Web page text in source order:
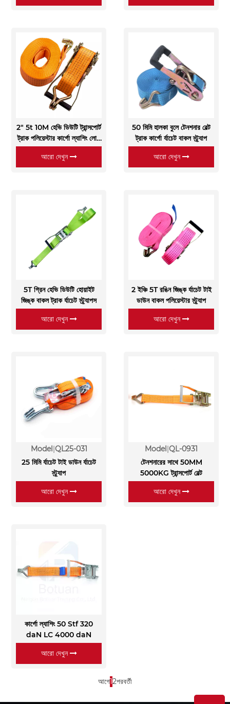
2" 5t 10M হেভি ডিউটি ​​ট্রান্সপোর্ট
ট্রাক পলিয়েস্টার কার্গো ল্যাশিং লোড
বেল্ট
আরো দেখুন
50 মিমি হালকা বুলে টেনশনার বেল্ট
ট্রাক কার্গো র্যাচেট বাকল স্ট্র্যাপ
আরো দেখুন
5T গ্রিন হেভি ডিউটি ​​হোয়াইট
জিঙ্ক বাকল ট্রাক র্যাচেট স্ট্র্যাপস
আরো দেখুন
2 ইঞ্চি 5T রঙিন জিঙ্ক র্যাচেট টাই
ডাউন বাকল পলিয়েস্টার স্ট্র্যাপ
আরো দেখুন
Model QL25-031
25 মিমি র্যাচেট টাই ডাউন র্যাচেট
স্ট্র্যাপ
আরো দেখুন
Model QL-0931
টেনশনারের সাথে 50MM
5000KG ট্রান্সপোর্ট বেল্ট
আরো দেখুন
কার্গো ল্যাশিং 50 Stf 320
daN LC 4000 daN
আরো দেখুন
আগে12পরবর্তী